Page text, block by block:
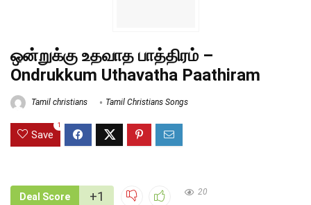
ஒன்றுக்கு உதவாத பாத்திரம் –
Ondrukkum Uthavatha Paathiram
Tamil christians Tamil Christians Songs
Save
1
Deal Score +1 20